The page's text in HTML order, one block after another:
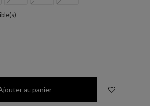
au panier